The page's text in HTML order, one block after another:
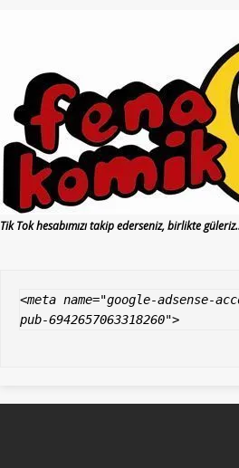
Tik Tok hesabımızı takip ederseniz, birlikte
<meta name="google-adsense-
pub-6942657063318260">